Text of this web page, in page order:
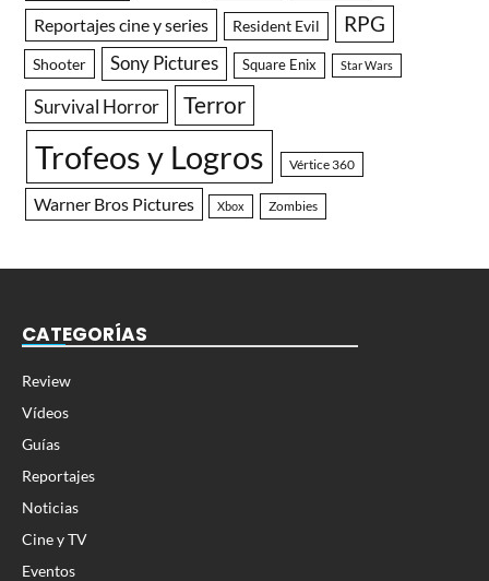
Reportajes cine y series Resident Evil RPG
Shooter Sony Pictures Square Enix Star Wars
Survival Horror Terror
Trofeos y Logros Vértice 360
Warner Bros Pictures Xbox Zombies
CATEGORÍAS
Review
Vídeos
Guías
Reportajes
Noticias
Cine y TV
Eventos